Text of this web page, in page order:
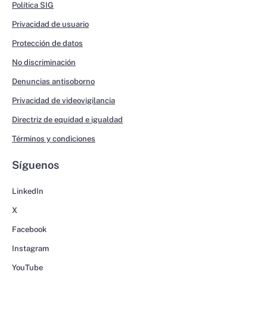
Política SIG
Privacidad de usuario
Protección de datos
No discriminación
Denuncias antisoborno
Privacidad de videovigilancia
Directriz de equidad e igualdad
Términos y condiciones
Síguenos
LinkedIn
X
Facebook
Instagram
YouTube